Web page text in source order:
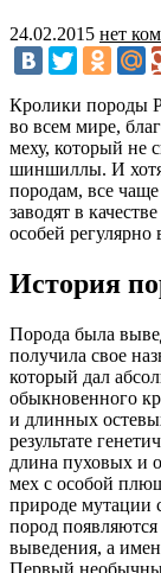
24.02.2015 нет
Кролики породы
во всем мире,
меху, который не
шиншиллы. И хотя
породам, все
заводят в
особей
История
Порода была
получила свое
который дал
обыкновенного
и длинных
результате
длина пуховых и
мех с особой
природе мутации
пород
выведения, а
Первый